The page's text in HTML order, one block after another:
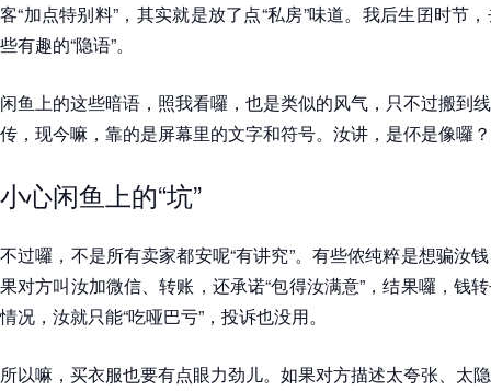
客“加点特别料”，其实就是放了点“私房”味道。我后生囝时节
些有趣的“隐语”。
闲鱼上的这些暗语，照我看囉，也是类似的风气，只不过搬到
传，现今嘛，靠的是屏幕里的文字和符号。汝讲，是伓是像囉？
小心闲鱼上的“坑”
不过囉，不是所有卖家都安呢“有讲究”。有些侬纯粹是想骗汝
果对方叫汝加微信、转账，还承诺“包得汝满意”，结果囉，钱
情况，汝就只能“吃哑巴亏”，投诉也没用。
所以嘛，买衣服也要有点眼力劲儿。如果对方描述太夸张、太